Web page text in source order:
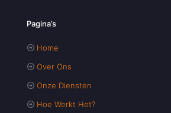
Pagina’s
Home
Over Ons
Onze Diensten
Hoe Werkt Het?